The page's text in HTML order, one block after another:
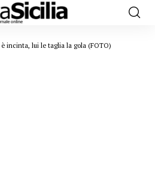
incinta, lui le taglia la gola (FOTO)